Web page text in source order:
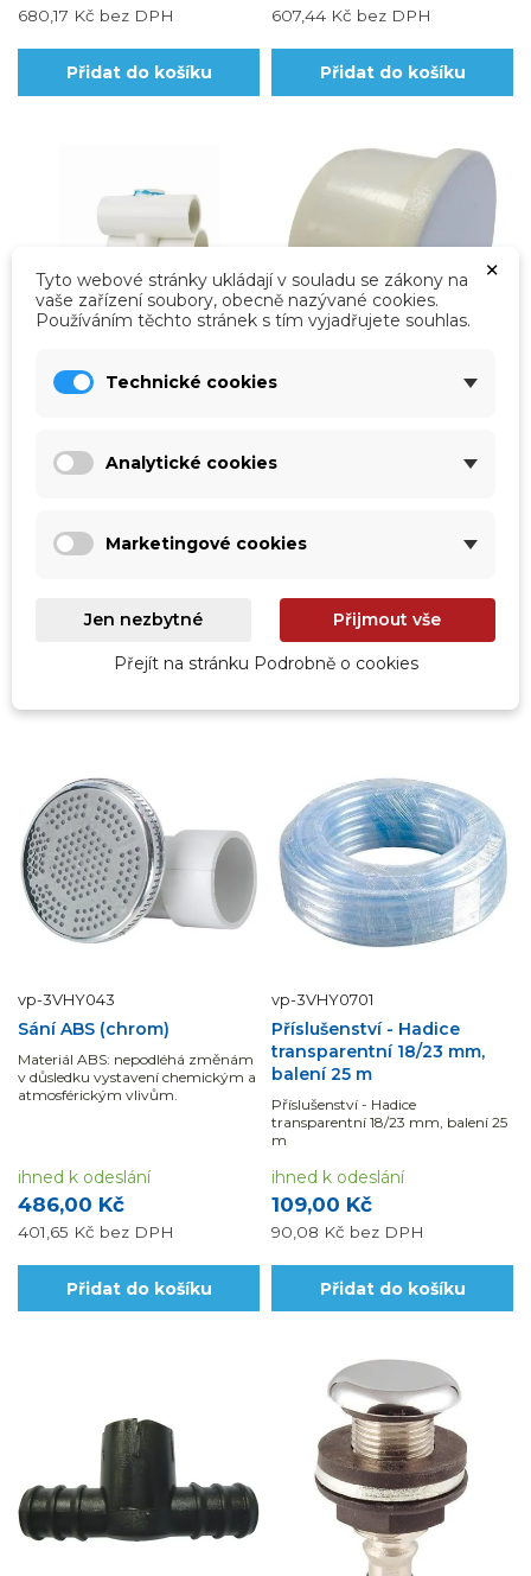
680,17 Kč bez DPH
Přidat do košíku
607,44 Kč bez DPH
Přidat do košíku
tryska ABS
1 431,40 Kčbez DPH
Ihned k odeslání
Přidat do košíku
Záslepka D 20 mm
14,05 Kčbez DPH
Přidat do košíku
vp-3VHY043
Sání ABS (chrom)
Materiál ABS: nepodléhá změnám
v důsledku vystavení chemickým a
atmosférickým vlivům.
486,00 Kč
401,65 Kč bez DPH
ihned k odeslání
Přidat do košíku
vp-3VHY0701
Příslušenství - Hadice
transparentní 18/23 mm,
balení 25 m
Příslušenství - Hadice
transparentní 18/23 mm, balení 25
m
109,00 Kč
90,08 Kč bez DPH
ihned k odeslání
Přidat do košíku
×
Tyto webové stránky ukládají v souladu se zákony na
vaše zařízení soubory, obecně nazývané cookies.
Používáním těchto stránek s tím vyjadřujete souhlas.
Technické cookies
Analytické cookies
Marketingové cookies
Jen nezbytné Přijmout vše
Přejít na stránku Podrobně o cookies